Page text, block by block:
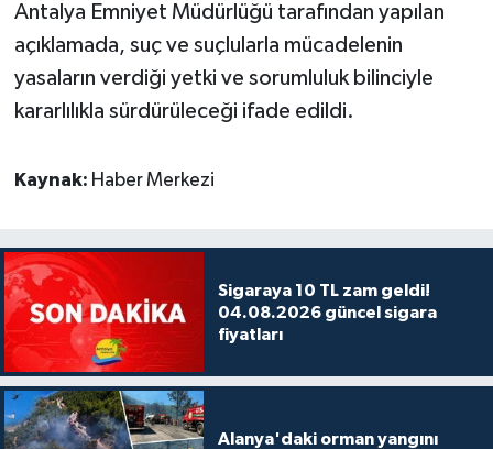
Antalya Emniyet Müdürlüğü tarafından yapılan
açıklamada, suç ve suçlularla mücadelenin
yasaların verdiği yetki ve sorumluluk bilinciyle
kararlılıkla sürdürüleceği ifade edildi.
Kaynak: Haber Merkezi
Sigaraya 10 TL zam geldi!
04.08.2026 güncel sigara
fiyatları
Alanya'daki orman yangını